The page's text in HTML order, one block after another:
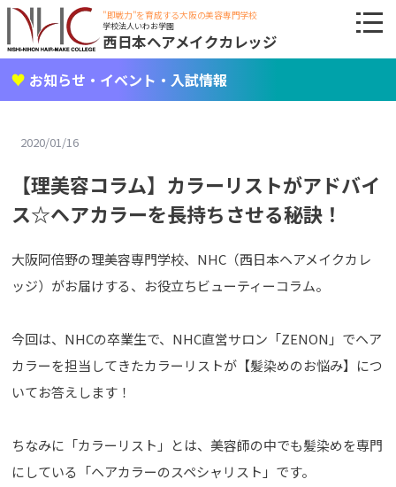
"即戦力"を育成する大阪の美容専門学校
学校法人いわお学園
西日本ヘアメイクカレッジ
お知らせ・イベント・入試情報
2020/01/16
【理美容コラム】カラーリストがアドバイ
ス☆ヘアカラーを長持ちさせる秘訣！
大阪阿倍野の理美容専門学校、NHC（西日本ヘアメイクカレ
ッジ）がお届けする、お役立ちビューティーコラム。
今回は、NHCの卒業生で、NHC直営サロン「ZENON」でヘア
カラーを担当してきたカラーリストが【髪染めのお悩み】につ
いてお答えします！
ちなみに「カラーリスト」とは、美容師の中でも髪染めを専門
にしている「ヘアカラーのスペシャリスト」です。